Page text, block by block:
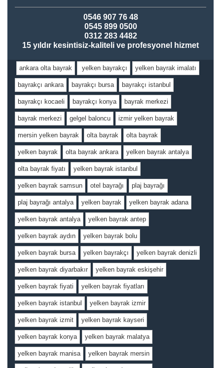
0546 907 76 48
0545 899 0500
0312 283 4482
15 yıldır kesintisiz-kaliteli ve profesyonel hizmet
ankara olta bayrak yelken bayrakçı yelken bayrak imalatı
bayrakçı ankara bayrakçı bursa bayrakçı istanbul
bayrakçı kocaeli bayrakçı konya bayrak merkezi
bayrak merkezi gelgel baloncu izmir yelken bayrak
mersin yelken bayrak olta bayrak olta bayrak
yelken bayrak olta bayrak ankara yelken bayrak antalya
olta bayrak fiyatı yelken bayrak istanbul
yelken bayrak samsun otel bayrağı plaj bayrağı
plaj bayrağı antalya yelken bayrak yelken bayrak adana
yelken bayrak antalya yelken bayrak antep
yelken bayrak aydın yelken bayrak bolu
yelken bayrak bursa yelken bayrakçı yelken bayrak denizli
yelken bayrak diyarbakır yelken bayrak eskişehir
yelken bayrak fiyati yelken bayrak fiyatları
yelken bayrak istanbul yelken bayrak izmir
yelken bayrak izmit yelken bayrak kayseri
yelken bayrak konya yelken bayrak malatya
yelken bayrak manisa yelken bayrak mersin